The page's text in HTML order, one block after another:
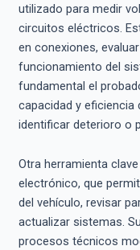
utilizado para medir
circuitos eléctricos.
en conexiones,
funcionamiento del
fundamental el
capacidad y eficiencia
identificar deterioro o
Otra herramienta
electrónico, que
del vehículo, revisar
actualizar sistemas.
procesos técnicos